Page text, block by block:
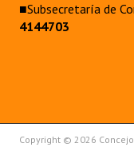
■Subsecretaría de
4144703
Copyright © 2026